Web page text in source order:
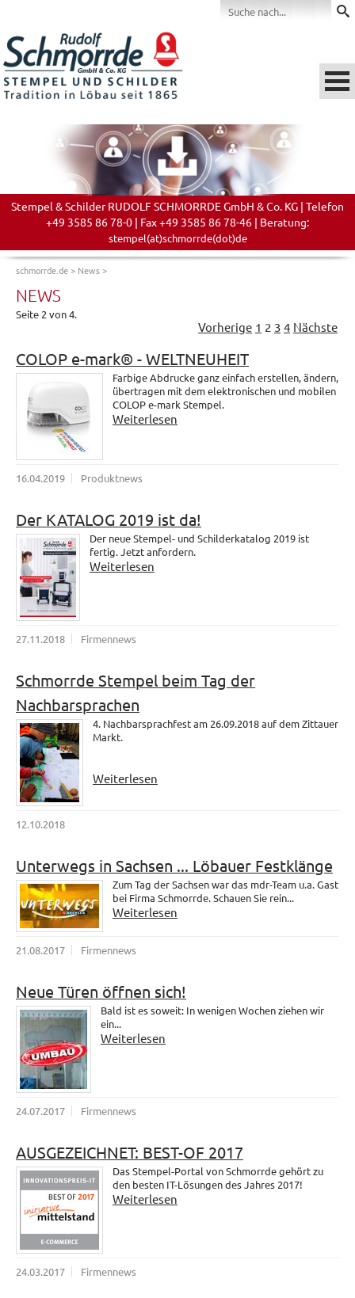
Stempel & Schilder RUDOLF SCHMORRDE GmbH & Co. KG | Telefon
+49 3585 86 78-0 | Fax +49 3585 86 78-46 | Beratung:
stempel(at)schmorrde(dot)de
schmorrde.de> News>
NEWS
Seite 2 von 4.
Vorherige 1 2 3 4 Nächste
COLOP e-mark® - WELTNEUHEIT
Farbige Abdrucke ganz einfach erstellen, ändern,
übertragen mit dem elektronischen und mobilen
COLOP e-mark Stempel.
Weiterlesen
16.04.2019 Produktnews
Der KATALOG 2019 ist da!
Der neue Stempel- und Schilderkatalog 2019 ist
fertig. Jetzt anfordern.
Weiterlesen
27.11.2018 Firmennews
Schmorrde Stempel beim Tag der
Nachbarsprachen
4. Nachbarsprachfest am 26.09.2018 auf dem Zittauer
Markt.
Weiterlesen
12.10.2018
Unterwegs in Sachsen ... Löbauer Festklänge
Zum Tag der Sachsen war das mdr-Team u.a. Gast
bei Firma Schmorrde. Schauen Sie rein...
Weiterlesen
21.08.2017 Firmennews
Neue Türen öffnen sich!
Bald ist es soweit: In wenigen Wochen ziehen wir
ein...
Weiterlesen
24.07.2017 Firmennews
AUSGEZEICHNET: BEST-OF 2017
Das Stempel-Portal von Schmorrde gehört zu
den besten IT-Lösungen des Jahres 2017!
Weiterlesen
24.03.2017 Firmennews